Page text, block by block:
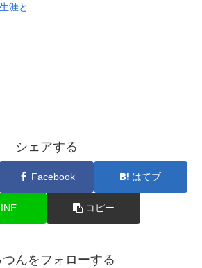
涯と
シェアする
Facebook はてブ
コピー
つんをフォローする